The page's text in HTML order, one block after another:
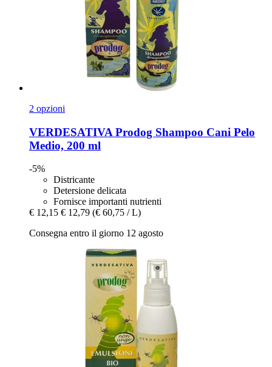
2 opzioni
VERDESATIVA Prodog Shampoo Cani Pelo
Medio, 200 ml
-5%
Districante
Detersione delicata
Fornisce importanti nutrienti
€ 12,15 € 12,79 (€ 60,75 / L)
Consegna entro il giorno 12 agosto